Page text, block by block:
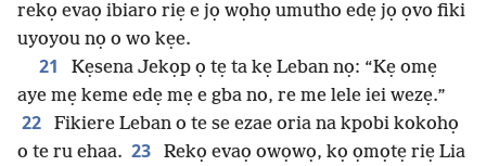
rekọ evaọ ibiaro riẹ e jọ wọhọ umutho edẹ jọ ọvo fiki
uyoyou nọ o wo kẹe.
21
Kẹsena Jekọp ọ tẹ ta kẹ Leban nọ: “Kẹ omẹ
aye mẹ keme edẹ mẹ e gba no, re me lele iei wezẹ.”
22
Fikiere Leban o te se ezae oria na kpobi kokohọ
o te ru ehaa. 23
Rekọ evaọ owọwọ, kọ ọmọtẹ riẹ Lia